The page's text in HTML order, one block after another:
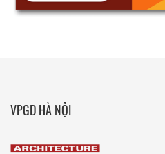
VPGD HÀ NỘI